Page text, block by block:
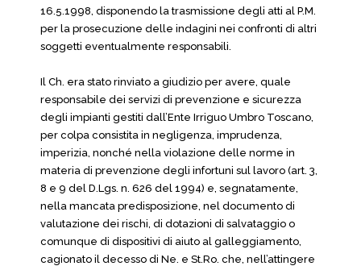
16.5.1998, disponendo la trasmissione degli atti al P.M.
per la prosecuzione delle indagini nei confronti di altri
soggetti eventualmente responsabili.
Il Ch. era stato rinviato a giudizio per avere, quale
responsabile dei servizi di prevenzione e sicurezza
degli impianti gestiti dall’Ente Irriguo Umbro Toscano,
per colpa consistita in negligenza, imprudenza,
imperizia, nonché nella violazione delle norme in
materia di prevenzione degli infortuni sul lavoro (art. 3,
8 e 9 del D.Lgs. n. 626 del 1994) e, segnatamente,
nella mancata predisposizione, nel documento di
valutazione dei rischi, di dotazioni di salvataggio o
comunque di dispositivi di aiuto al galleggiamento,
cagionato il decesso di Ne. e St.Ro. che, nell’attingere